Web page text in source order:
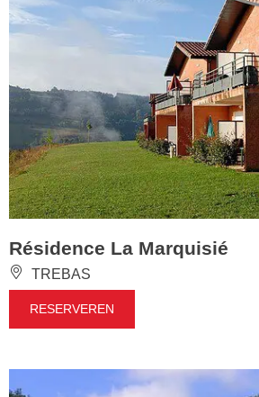
Résidence La Marquisié
TREBAS
RESERVEREN